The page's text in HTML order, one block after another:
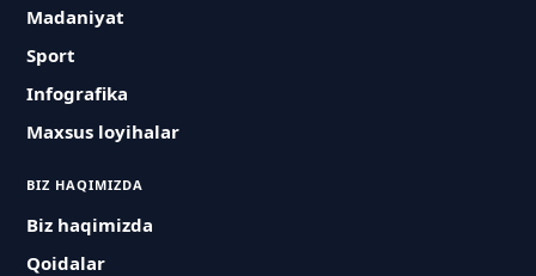
Madaniyat
Sport
Infografika
Maxsus loyihalar
BIZ HAQIMIZDA
Biz haqimizda
Qoidalar